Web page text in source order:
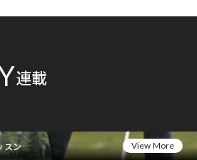
連載
スン
View More